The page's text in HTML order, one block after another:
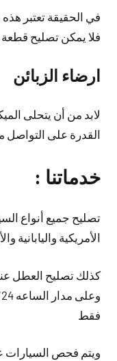
في الحقيقة تعتبر هذه
فلا يمكن تصليح قطعة
ارضاء الزبائن
لابد من أن يتحلى
القدرة على التواصل
خدماتنا :
تصليح جميع أنواع
الأمريكية واليابانية
كذلك تصليح العطل
فقط
ويتم فحص السيارات